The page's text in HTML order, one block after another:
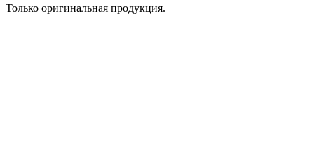
Только оригинальная продукция.